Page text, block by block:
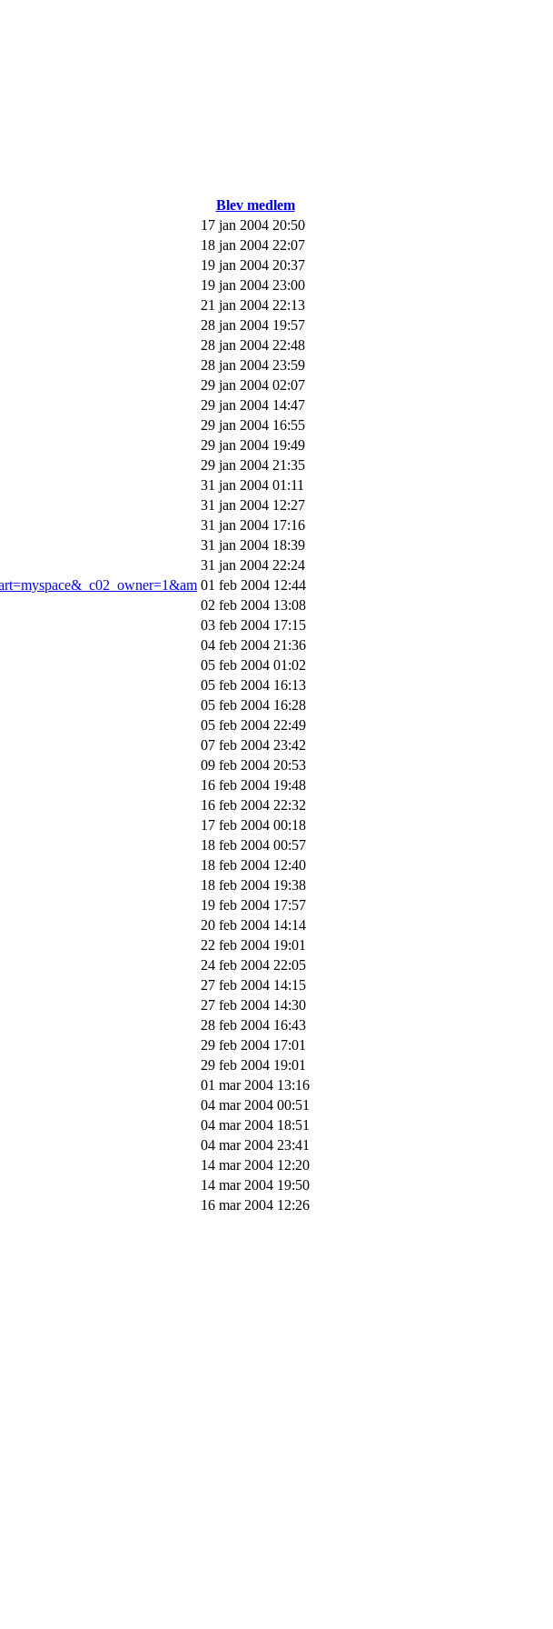
Blev medlem
17 jan 2004 20:50
18 jan 2004 22:07
19 jan 2004 20:37
19 jan 2004 23:00
21 jan 2004 22:13
28 jan 2004 19:57
28 jan 2004 22:48
28 jan 2004 23:59
29 jan 2004 02:07
29 jan 2004 14:47
29 jan 2004 16:55
29 jan 2004 19:49
29 jan 2004 21:35
31 jan 2004 01:11
31 jan 2004 12:27
31 jan 2004 17:16
31 jan 2004 18:39
31 jan 2004 22:24
01 feb 2004 12:44
02 feb 2004 13:08
03 feb 2004 17:15
04 feb 2004 21:36
05 feb 2004 01:02
05 feb 2004 16:13
05 feb 2004 16:28
05 feb 2004 22:49
07 feb 2004 23:42
09 feb 2004 20:53
16 feb 2004 19:48
16 feb 2004 22:32
17 feb 2004 00:18
18 feb 2004 00:57
18 feb 2004 12:40
18 feb 2004 19:38
19 feb 2004 17:57
20 feb 2004 14:14
22 feb 2004 19:01
24 feb 2004 22:05
27 feb 2004 14:15
27 feb 2004 14:30
28 feb 2004 16:43
29 feb 2004 17:01
29 feb 2004 19:01
01 mar 2004 13:16
04 mar 2004 00:51
04 mar 2004 18:51
04 mar 2004 23:41
14 mar 2004 12:20
14 mar 2004 19:50
16 mar 2004 12:26